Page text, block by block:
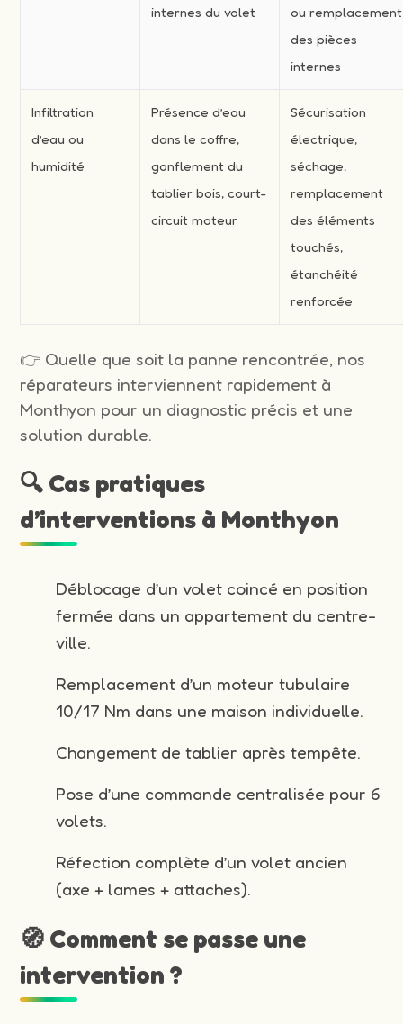
internes du volet
ou remplacement
des pièces
internes
Infiltration
d’eau ou
humidité
Présence d’eau
dans le coffre,
gonflement du
tablier bois, court-
circuit moteur
Sécurisation
électrique,
séchage,
remplacement
des éléments
touchés,
étanchéité
renforcée
👉 Quelle que soit la panne rencontrée, nos
réparateurs interviennent rapidement à
Monthyon pour un diagnostic précis et une
solution durable.
🔍 Cas pratiques
d’interventions à Monthyon
Déblocage d’un volet coincé en position
fermée dans un appartement du centre-
ville.
Remplacement d’un moteur tubulaire
10/17 Nm dans une maison individuelle.
Changement de tablier après tempête.
Pose d’une commande centralisée pour 6
volets.
Réfection complète d’un volet ancien
(axe + lames + attaches).
🧭 Comment se passe une
intervention ?